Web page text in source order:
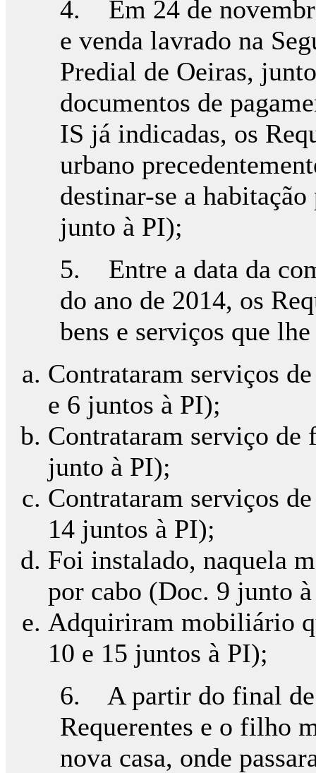
4. Em 24 de
e venda lavrado na
Predial de Oeiras,
documentos de
IS já indicadas, os
urbano
destinar-se a
junto à PI);
5. Entre a data da
do ano de 2014, os
bens e serviços que
Contrataram serviços
e 6 juntos à PI);
Contrataram serviço de
junto à PI);
Contrataram serviços
14 juntos à PI);
Foi instalado, naquela
por cabo (Doc. 9 junto
Adquiriram mobiliário
10 e 15 juntos à PI);
6. A partir do final de
Requerentes e o filho
nova casa, onde